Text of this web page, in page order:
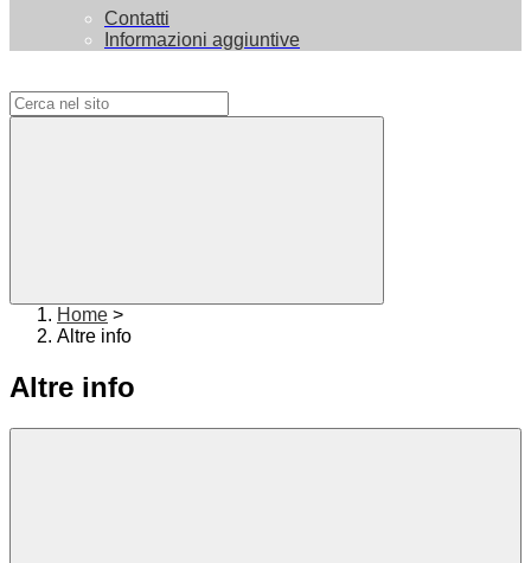
Contatti
Informazioni aggiuntive
Home >
Altre info
Altre info